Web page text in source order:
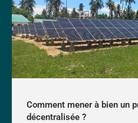
Comment mener à bien un
décentralisée ?